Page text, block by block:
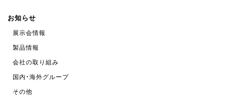
お知らせ
展示会情報
製品情報
会社の取り組み
国内・海外グループ
その他